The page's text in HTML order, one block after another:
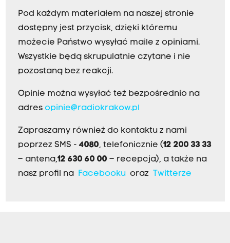
Pod każdym materiałem na naszej stronie
dostępny jest przycisk, dzięki któremu
możecie Państwo wysyłać maile z opiniami.
Wszystkie będą skrupulatnie czytane i nie
pozostaną bez reakcji.
Opinie można wysyłać też bezpośrednio na
adres opinie@radiokrakow.pl
Zapraszamy również do kontaktu z nami
poprzez SMS - 4080, telefonicznie (12 200 33 33
– antena,12 630 60 00 – recepcja), a także na
nasz profil na
Facebookuoraz Twitterze